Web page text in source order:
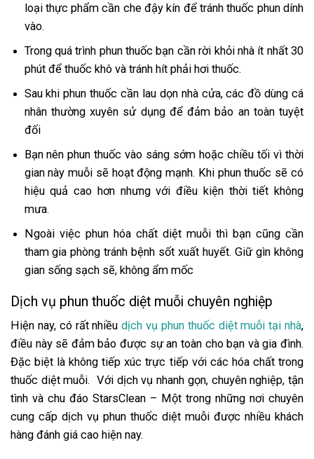
loại thực phẩm cần che đậy kín để tránh thuốc phun dính
vào.
Trong quá trình phun thuốc bạn cần rời khỏi nhà ít nhất 30
phút để thuốc khô và tránh hít phải hơi thuốc.
Sau khi phun thuốc cần lau dọn nhà cửa, các đồ dùng cá
nhân thường xuyên sử dụng để đảm bảo an toàn tuyệt
đối
Bạn nên phun thuốc vào sáng sớm hoặc chiều tối vì thời
gian này muỗi sẽ hoạt động mạnh. Khi phun thuốc sẽ có
hiệu quả cao hơn nhưng với điều kiện thời tiết không
mưa.
Ngoài việc phun hóa chất diệt muỗi thì bạn cũng cần
tham gia phòng tránh bệnh sốt xuất huyết. Giữ gìn không
gian sống sạch sẽ, không ẩm mốc
Dịch vụ phun thuốc diệt muỗi chuyên nghiệp
Hiện nay, có rất nhiềudịch vụ phun thuốc diệt muỗi tại nhà,
điều này sẽ đảm bảo được sự an toàn cho bạn và gia đình.
Đặc biệt là không tiếp xúc trực tiếp với các hóa chất trong
thuốc diệt muỗi. Với dịch vụ nhanh gọn, chuyên nghiệp, tận
tình và chu đáo StarsClean – Một trong những nơi chuyên
cung cấp dịch vụ phun thuốc diệt muỗi được nhiều khách
hàng đánh giá cao hiện nay.